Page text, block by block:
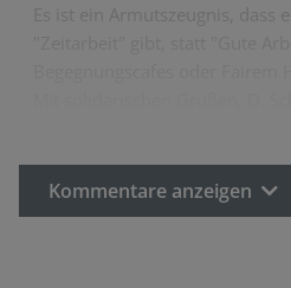
Kommentare anzeigen